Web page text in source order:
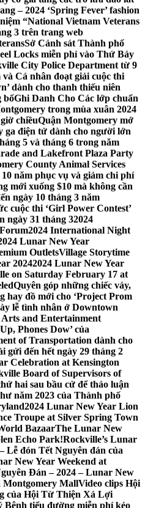
– 2024 ‘Spring Fever’ fashion
“National Vietnam Veterans
3 trên trang web
Sở Cảnh sát Thành phố
Locks miễn phí vào Thứ Bảy
City Police Department từ 9
và Cá nhân đoạt giải cuộc thi
dành cho thanh thiếu niên
bốGhi Danh Cho Các lớp chuẩn
trong mùa xuân 2024
chiềuQuận Montgomery mở
ga điện tử dành cho người lớn
5 và tháng 6 trong năm
and Lakefront Plaza Party
County Animal Services
năm phục vụ và giảm chi phí
mới xuống $10 mà không cần
ngày 10 tháng 3 năm
cuộc thi ‘Girl Power Contest’
ngày 31 tháng 32024
2024 International Night
Lunar New Year
OutletsVillage Storytime
20242024 Lunar New Year
on Saturday February 17 at
Quyên góp những chiếc váy,
hay đồ mới cho ‘Project Prom
lễ tình nhân ở Downtown
and Entertainment
Phones Dow’ của
of Transportation dành cho
gửi đến hết ngày 29 tháng 2
Celebration at Kensington
Board of Supervisors of
hai sau bầu cử để thảo luận
năm 2023 của Thành phố
2024 Lunar New Year Lion
Troupe at Silver Spring Town
BazaarThe Lunar New
Echo Park!Rockville’s Lunar
Lễ đón Tết Nguyên đán của
New Year Weekend at
Đán – 2024 – Lunar New
Montgomery MallVideo clips Hội
của Hội Từ Thiện Xá Lợi
tiểu đường miễn phí kéo